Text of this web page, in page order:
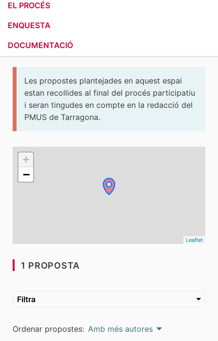
EL PROCÉS
ENQUESTA
DOCUMENTACIÓ
Les propostes plantejades en aquest espai
estan recollides al final del procés participatiu
i seran tingudes en compte en la redacció del
PMUS de Tarragona.
El següent element és un mapa que presenta els
+
−
Leaflet
1 PROPOSTA
Filtra
Ordenar propostes: Amb més autores